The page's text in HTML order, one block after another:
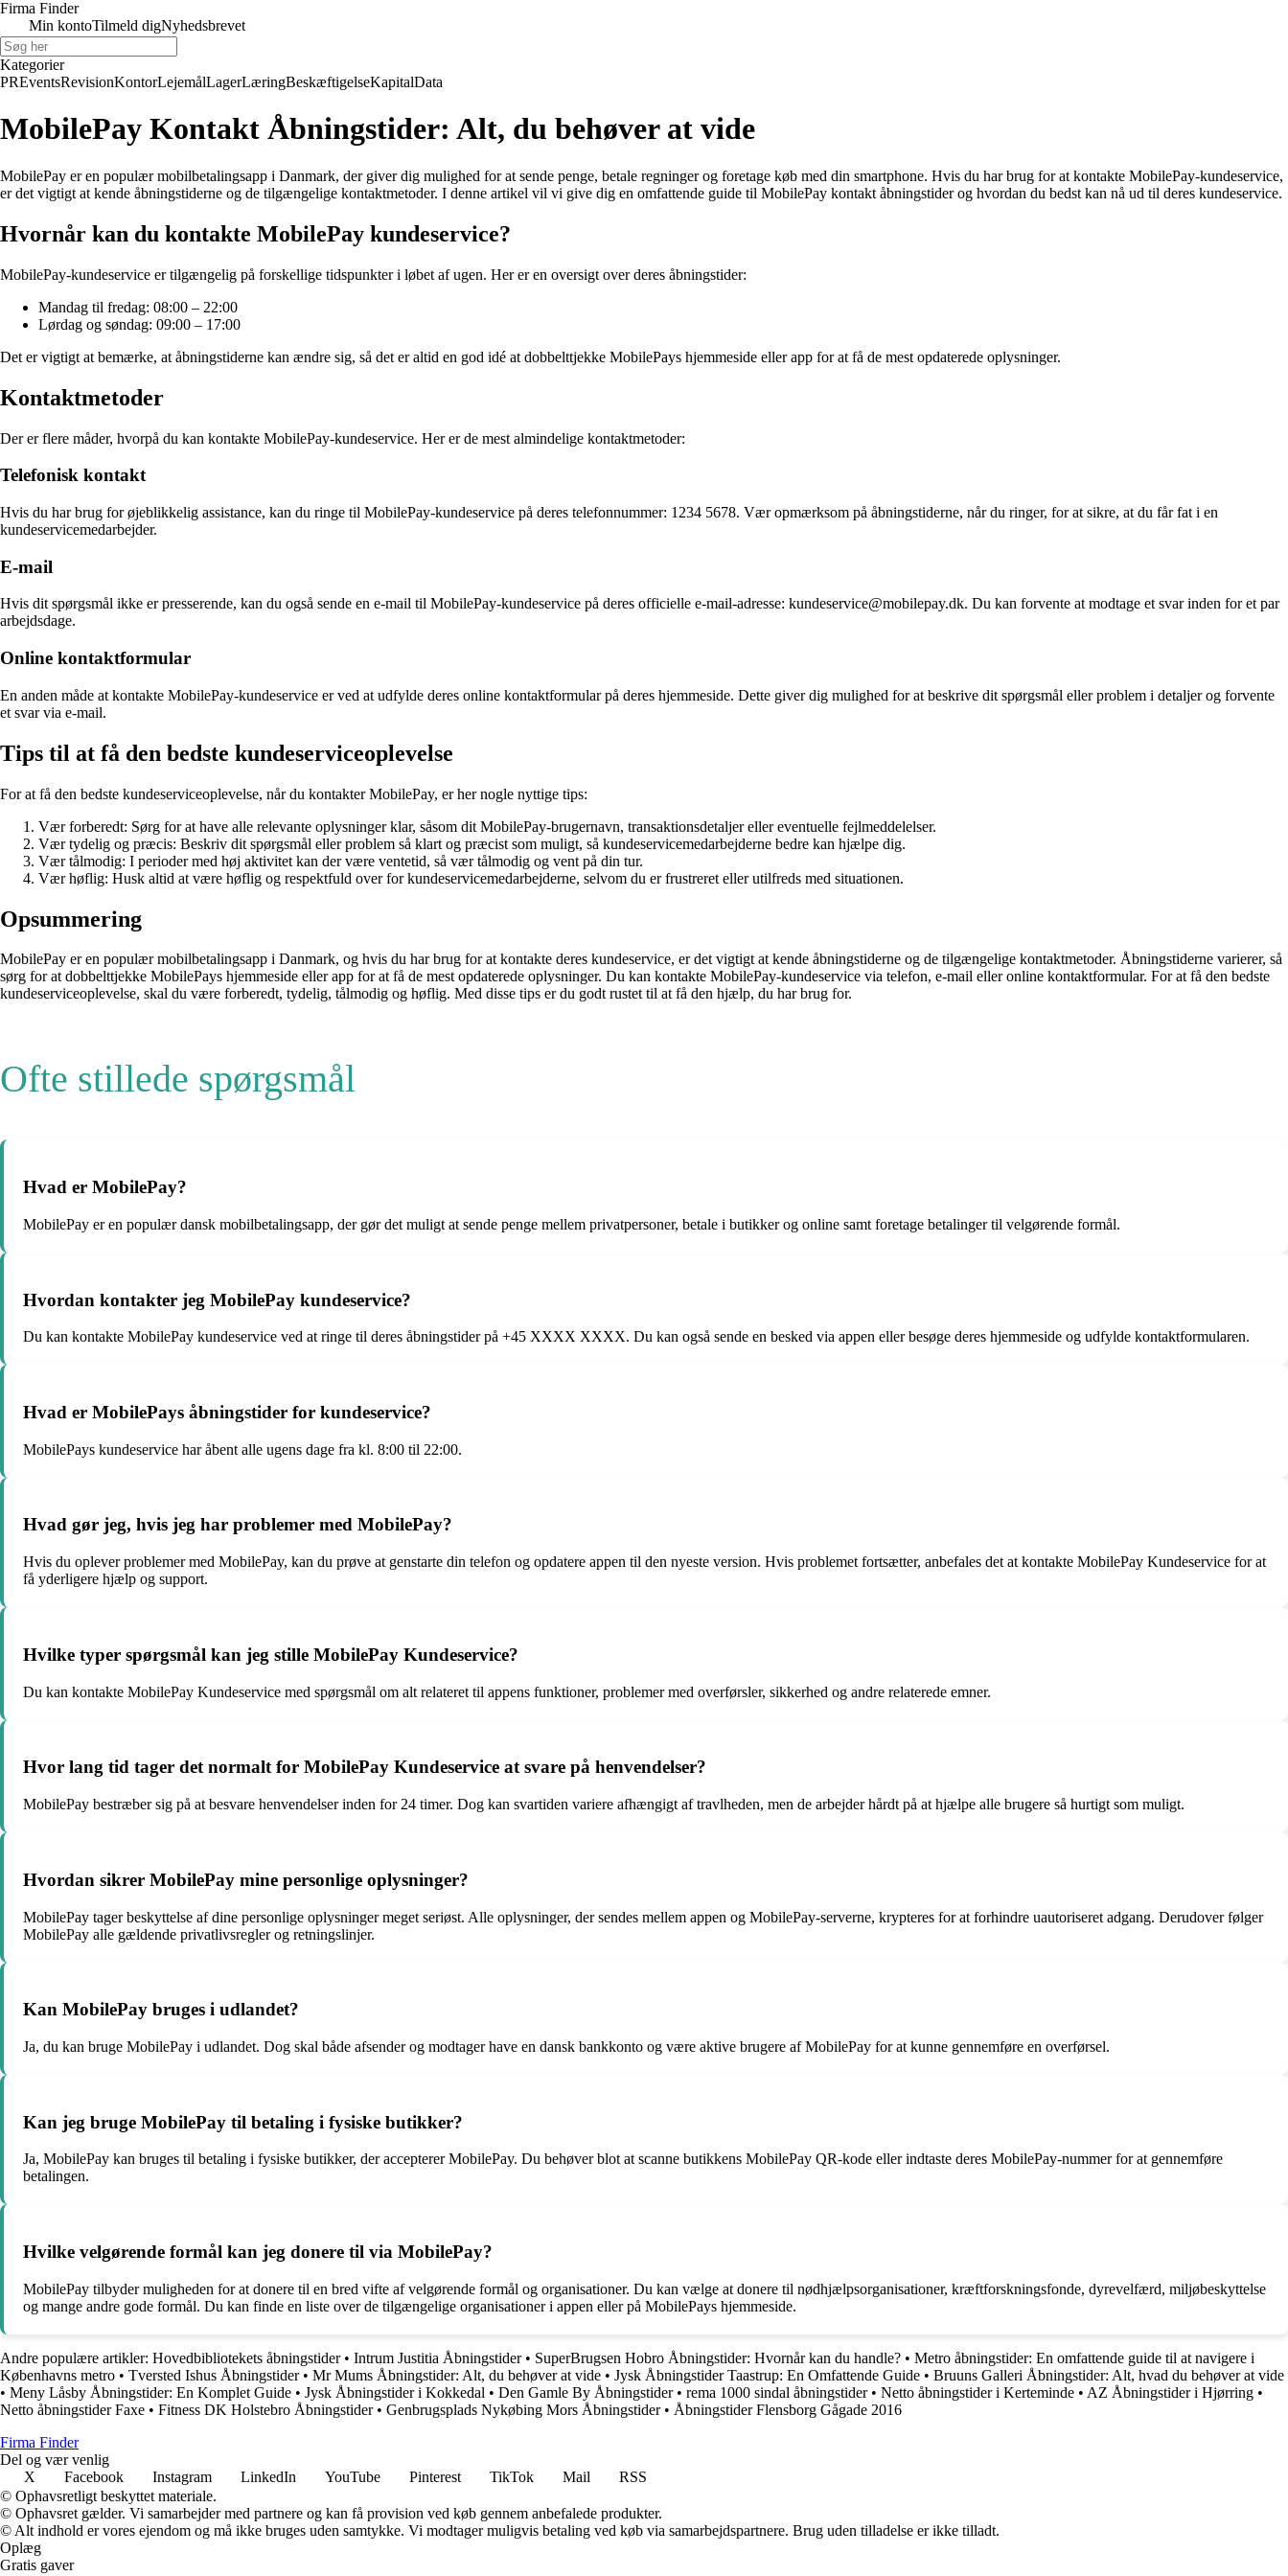
Firma Finder
Min kontoTilmeld digNyhedsbrevet
Kategorier
PREventsRevisionKontorLejemålLagerLæringBeskæftigelseKapitalData
MobilePay Kontakt Åbningstider: Alt, du behøver at vide
MobilePay er en populær mobilbetalingsapp i Danmark, der giver dig mulighed for at sende penge, betale regninger og foretage køb med din smartphone. Hvis du har brug for at kontakte MobilePay-kundeservice,
er det vigtigt at kende åbningstiderne og de tilgængelige kontaktmetoder. I denne artikel vil vi give dig en omfattende guide til MobilePay kontakt åbningstider og hvordan du bedst kan nå ud til deres kundeservice.
Hvornår kan du kontakte MobilePay kundeservice?
MobilePay-kundeservice er tilgængelig på forskellige tidspunkter i løbet af ugen. Her er en oversigt over deres åbningstider:
Mandag til fredag: 08:00 – 22:00
Lørdag og søndag: 09:00 – 17:00
Det er vigtigt at bemærke, at åbningstiderne kan ændre sig, så det er altid en god idé at dobbelttjekke MobilePays hjemmeside eller app for at få de mest opdaterede oplysninger.
Kontaktmetoder
Der er flere måder, hvorpå du kan kontakte MobilePay-kundeservice. Her er de mest almindelige kontaktmetoder:
Telefonisk kontakt
Hvis du har brug for øjeblikkelig assistance, kan du ringe til MobilePay-kundeservice på deres telefonnummer: 1234 5678. Vær opmærksom på åbningstiderne, når du ringer, for at sikre, at du får fat i en
kundeservicemedarbejder.
E-mail
Hvis dit spørgsmål ikke er presserende, kan du også sende en e-mail til MobilePay-kundeservice på deres officielle e-mail-adresse: kundeservice@mobilepay.dk. Du kan forvente at modtage et svar inden for et par
arbejdsdage.
Online kontaktformular
En anden måde at kontakte MobilePay-kundeservice er ved at udfylde deres online kontaktformular på deres hjemmeside. Dette giver dig mulighed for at beskrive dit spørgsmål eller problem i detaljer og forvente
et svar via e-mail.
Tips til at få den bedste kundeserviceoplevelse
For at få den bedste kundeserviceoplevelse, når du kontakter MobilePay, er her nogle nyttige tips:
Vær forberedt: Sørg for at have alle relevante oplysninger klar, såsom dit MobilePay-brugernavn, transaktionsdetaljer eller eventuelle fejlmeddelelser.
Vær tydelig og præcis: Beskriv dit spørgsmål eller problem så klart og præcist som muligt, så kundeservicemedarbejderne bedre kan hjælpe dig.
Vær tålmodig: I perioder med høj aktivitet kan der være ventetid, så vær tålmodig og vent på din tur.
Vær høflig: Husk altid at være høflig og respektfuld over for kundeservicemedarbejderne, selvom du er frustreret eller utilfreds med situationen.
Opsummering
MobilePay er en populær mobilbetalingsapp i Danmark, og hvis du har brug for at kontakte deres kundeservice, er det vigtigt at kende åbningstiderne og de tilgængelige kontaktmetoder. Åbningstiderne varierer, så
sørg for at dobbelttjekke MobilePays hjemmeside eller app for at få de mest opdaterede oplysninger. Du kan kontakte MobilePay-kundeservice via telefon, e-mail eller online kontaktformular. For at få den bedste
kundeserviceoplevelse, skal du være forberedt, tydelig, tålmodig og høflig. Med disse tips er du godt rustet til at få den hjælp, du har brug for.
Ofte stillede spørgsmål
Hvad er MobilePay?
MobilePay er en populær dansk mobilbetalingsapp, der gør det muligt at sende penge mellem privatpersoner, betale i butikker og online samt foretage betalinger til velgørende formål.
Hvordan kontakter jeg MobilePay kundeservice?
Du kan kontakte MobilePay kundeservice ved at ringe til deres åbningstider på +45 XXXX XXXX. Du kan også sende en besked via appen eller besøge deres hjemmeside og udfylde kontaktformularen.
Hvad er MobilePays åbningstider for kundeservice?
MobilePays kundeservice har åbent alle ugens dage fra kl. 8:00 til 22:00.
Hvad gør jeg, hvis jeg har problemer med MobilePay?
Hvis du oplever problemer med MobilePay, kan du prøve at genstarte din telefon og opdatere appen til den nyeste version. Hvis problemet fortsætter, anbefales det at kontakte MobilePay Kundeservice for at
få yderligere hjælp og support.
Hvilke typer spørgsmål kan jeg stille MobilePay Kundeservice?
Du kan kontakte MobilePay Kundeservice med spørgsmål om alt relateret til appens funktioner, problemer med overførsler, sikkerhed og andre relaterede emner.
Hvor lang tid tager det normalt for MobilePay Kundeservice at svare på henvendelser?
MobilePay bestræber sig på at besvare henvendelser inden for 24 timer. Dog kan svartiden variere afhængigt af travlheden, men de arbejder hårdt på at hjælpe alle brugere så hurtigt som muligt.
Hvordan sikrer MobilePay mine personlige oplysninger?
MobilePay tager beskyttelse af dine personlige oplysninger meget seriøst. Alle oplysninger, der sendes mellem appen og MobilePay-serverne, krypteres for at forhindre uautoriseret adgang. Derudover følger
MobilePay alle gældende privatlivsregler og retningslinjer.
Kan MobilePay bruges i udlandet?
Ja, du kan bruge MobilePay i udlandet. Dog skal både afsender og modtager have en dansk bankkonto og være aktive brugere af MobilePay for at kunne gennemføre en overførsel.
Kan jeg bruge MobilePay til betaling i fysiske butikker?
Ja, MobilePay kan bruges til betaling i fysiske butikker, der accepterer MobilePay. Du behøver blot at scanne butikkens MobilePay QR-kode eller indtaste deres MobilePay-nummer for at gennemføre
betalingen.
Hvilke velgørende formål kan jeg donere til via MobilePay?
MobilePay tilbyder muligheden for at donere til en bred vifte af velgørende formål og organisationer. Du kan vælge at donere til nødhjælpsorganisationer, kræftforskningsfonde, dyrevelfærd, miljøbeskyttelse
og mange andre gode formål. Du kan finde en liste over de tilgængelige organisationer i appen eller på MobilePays hjemmeside.
Andre populære artikler: Hovedbibliotekets åbningstider• Intrum Justitia Åbningstider• SuperBrugsen Hobro Åbningstider: Hvornår kan du handle? • Metro åbningstider: En omfattende guide til at navigere i
Københavns metro • Tversted Ishus Åbningstider• Mr Mums Åbningstider: Alt, du behøver at vide • Jysk Åbningstider Taastrup: En Omfattende Guide • Bruuns Galleri Åbningstider: Alt, hvad du behøver at vide
• Meny Låsby Åbningstider: En Komplet Guide • Jysk Åbningstider i Kokkedal • Den Gamle By Åbningstider• rema 1000 sindal åbningstider• Netto åbningstider i Kerteminde • AZ Åbningstider i Hjørring •
Netto åbningstider Faxe • Fitness DK Holstebro Åbningstider• Genbrugsplads Nykøbing Mors Åbningstider• Åbningstider Flensborg Gågade 2016
Firma Finder
Del og vær venlig
X
Facebook Instagram LinkedIn YouTube Pinterest TikTok Mail
RSS
© Ophavsretligt beskyttet materiale.
© Ophavsret gælder. Vi samarbejder med partnere og kan få provision ved køb gennem anbefalede produkter.
© Alt indhold er vores ejendom og må ikke bruges uden samtykke. Vi modtager muligvis betaling ved køb via samarbejdspartnere. Brug uden tilladelse er ikke tilladt.
Oplæg
Gratis gaver